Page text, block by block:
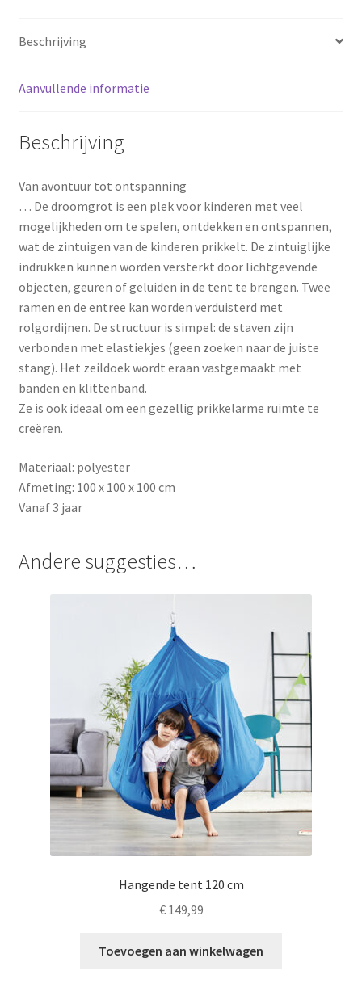
Beschrijving
Aanvullende informatie
Beschrijving
Van avontuur tot ontspanning
… De droomgrot is een plek voor kinderen met veel
mogelijkheden om te spelen, ontdekken en ontspannen,
wat de zintuigen van de kinderen prikkelt. De zintuiglijke
indrukken kunnen worden versterkt door lichtgevende
objecten, geuren of geluiden in de tent te brengen. Twee
ramen en de entree kan worden verduisterd met
rolgordijnen. De structuur is simpel: de staven zijn
verbonden met elastiekjes (geen zoeken naar de juiste
stang). Het zeildoek wordt eraan vastgemaakt met
banden en klittenband.
Ze is ook ideaal om een gezellig prikkelarme ruimte te
creëren.
Materiaal: polyester
Afmeting: 100 x 100 x 100 cm
Vanaf 3 jaar
Andere suggesties…
Hangende tent 120 cm
€149,99
Toevoegen aan winkelwagen